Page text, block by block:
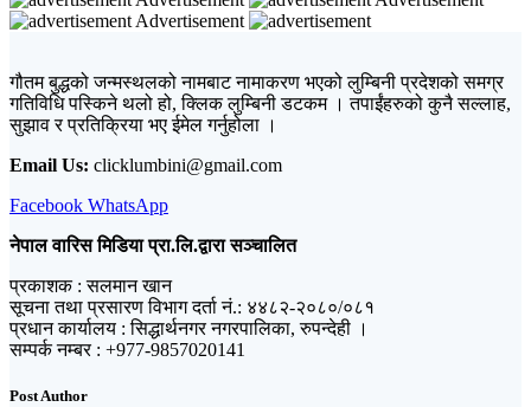
Advertisement
गौतम बुद्धको जन्मस्थलको नामबाट नामाकरण भएको लुम्बिनी प्रदेशको समग्र
गतिविधि पस्किने थलो हो, क्लिक लुम्बिनी डटकम । तपाईंहरुको कुनै सल्लाह,
सुझाव र प्रतिक्रिया भए ईमेल गर्नुहोला ।
Email Us: clicklumbini@gmail.com
Facebook WhatsApp
नेपाल वारिस मिडिया प्रा.लि.द्वारा सञ्चालित
प्रकाशक : सलमान खान
सूचना तथा प्रसारण विभाग दर्ता नं.: ४४८२-२०८०/०८१
प्रधान कार्यालय : सिद्धार्थनगर नगरपालिका, रुपन्देही ।
सम्पर्क नम्बर : +977-9857020141
Post Author